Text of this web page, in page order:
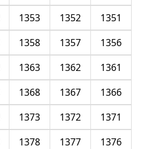
1351
1352
1353
1356
1357
1358
1361
1362
1363
1366
1367
1368
1371
1372
1373
1376
1377
1378